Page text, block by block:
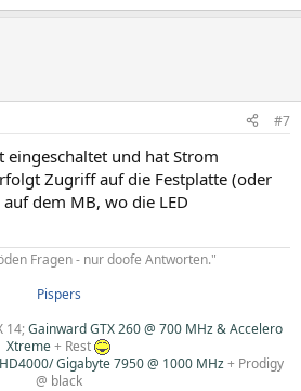
#7
eingeschaltet und hat Strom
Zugriff auf die Festplatte (oder
dem MB, wo die LED
Fragen - nur doofe Antworten."​
Pispers
14;Gainward GTX 260 @ 700 MHz & Accelero
Xtreme+ Rest
HD4000/ Gigabyte 7950 @ 1000 MHz+ Prodigy
@ black